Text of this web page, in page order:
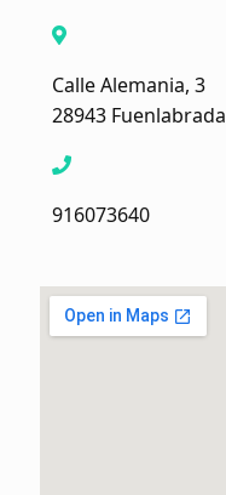
Calle Alemania, 3
28943 Fuenlabrada
916073640